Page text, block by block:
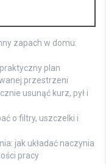
zapach w domu:
plan
przestrzeni
usunąć kurz, pył i
o filtry, uszczelki i
jak układać naczynia
pracy